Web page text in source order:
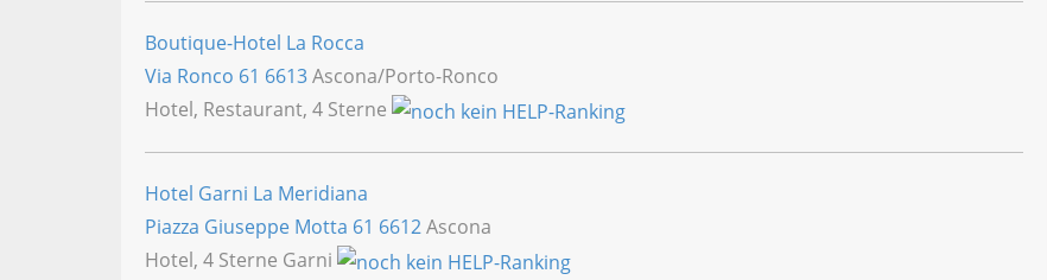
Boutique-Hotel La Rocca
Via Ronco 61 6613Ascona/Porto-Ronco
Hotel, Restaurant, 4 Sterne
Hotel Garni La Meridiana
Piazza Giuseppe Motta 61 6612Ascona
Hotel, 4 Sterne Garni